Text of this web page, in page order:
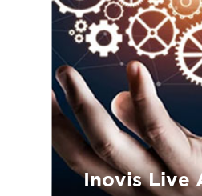
Inovis Live